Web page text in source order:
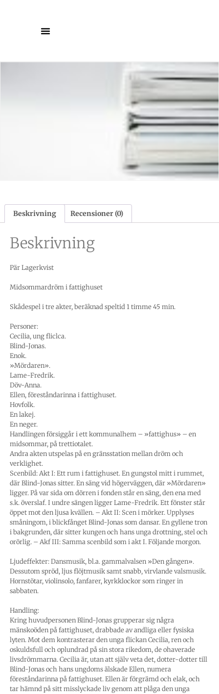
Beskrivning Recensioner (0)
Beskrivning
Pär Lagerkvist
Midsommardröm i fattighuset
Skådespel i tre akter, beräknad speltid 1 timme 45 min.
Personer:
Cecilia, ung fliclca.
Blind-Jonas.
Enok.
»Mördaren».
Lame-Fredrik.
Döv-Anna.
Ellen, föreståndarinna i fattighuset.
Hovfolk.
En lakej.
En neger.
Handlingen försiggår i ett kommunalhem – »fattighus» – en
midsommar, på trettiotalet.
Andra akten utspelas på en gränsstation mellan dröm och
verklighet.
Scenbild: Akt I: Ett rum i fattighuset. En gungstol mitt i rummet,
där Blind-Jonas sitter. En säng vid högerväggen, där »Mördaren»
ligger. På var sida om dörren i fonden står en säng, den ena med
s.k. överslaf. I undre sängen ligger Lame-Fredrik. Ett fönster står
öppet mot den ljusa kvällen. – Akt II: Scen i mörker. Upplyses
småningom, i blickfånget Blind-Jonas som dansar. En gyllene tron
i bakgrunden, där sitter kungen och hans unga drottning, stel och
orörlig. – Akf III: Samma scenbild som i akt I. Följande morgon.
Ljudeffekter: Dansmusik, bl.a. gammalvalsen »Den gången».
Dessutom spröd, ljus flöjtmusik samt snabb, virvlande valsmusik.
Hornstötar, violinsolo, fanfarer, kyrkklockor som ringer in
sabbaten.
Handling:
Kring huvudpersonen Blind-Jonas grupperar sig några
mänskoöden på fattighuset, drabbade av andliga eller fysiska
lyten. Mot dem kontrasterar den unga flickan Cecilia, ren och
oskuldsfull och oplundrad på sin stora rikedom, de ohaverade
livsdrömmarna. Cecilia är, utan att själv veta det, dotter-dotter till
Blind-Jonas och hans ungdoms älskade Ellen, numera
föreståndarinna på fattighuset. Ellen är förgrämd och elak, och
tar hämnd på sitt misslyckade liv genom att plåga den unga